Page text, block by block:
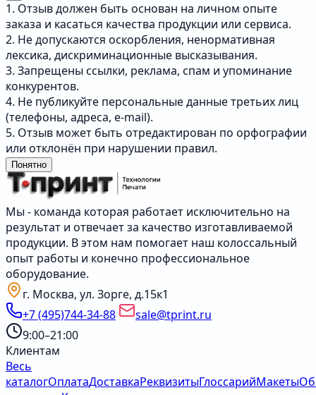
1. Отзыв должен быть основан на личном опыте
заказа и касаться качества продукции или сервиса.
2. Не допускаются оскорбления, ненормативная
лексика, дискриминационные высказывания.
3. Запрещены ссылки, реклама, спам и упоминание
конкурентов.
4. Не публикуйте персональные данные третьих лиц
(телефоны, адреса, e-mail).
5. Отзыв может быть отредактирован по орфографии
или отклонён при нарушении правил.
Понятно
Мы - команда которая работает исключительно на
результат и отвечает за качество изготавливаемой
продукции. В этом нам помогает наш колоссальный
опыт работы и конечно профессиональное
оборудование.
г. Москва, ул. Зорге, д.15к1
+7 (495)744-34-88
sale@tprint.ru
9:00–21:00
Клиентам
Весь
каталогОплатаДоставкаРеквизитыГлоссарийМакеты